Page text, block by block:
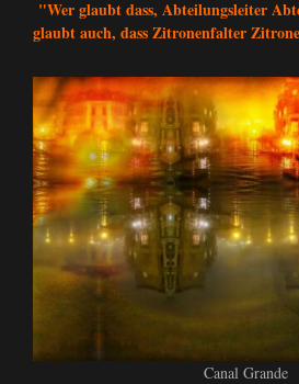
"Wer glaubt dass, Abteilungsleiter
glaubt auch, dass Zitronenfalter
Canal Grande